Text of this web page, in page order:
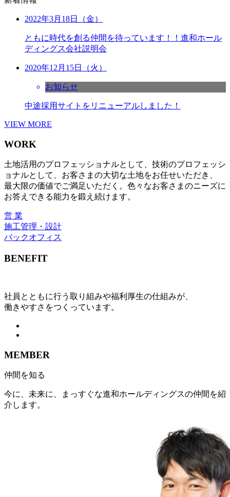
2022年3月18日（金）
ともに時代を創る仲間を待っています！！進和ホール
ディングス会社説明会
2020年12月15日（火）
お知らせ
中途採用サイトをリニューアルしました！
VIEW MORE
WORK
土地活用のプロフェッショナルとして、技術のプロフェッシ
ョナルとして、お客さまの大切な土地をお任せいただき、
最大限の価値でご満足いただく。色々なお客さまのニーズに
お答えできる能力を鍛え続けます。
営 業
施工管理・設計
バックオフィス
BENEFIT
社員とともに行う取り組みや福利厚生の仕組みが、
働きやすさをつくっています。
MEMBER
仲間を知る
今に、未来に、まっすぐな進和ホールディングスの仲間を紹
介します。